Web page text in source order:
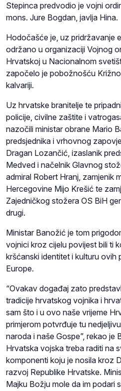
Stepinca predvodio je vojni
mons. Jure Bogdan, javlja Hina.
Hodočašće je, uz pridržavanje
održano u organizaciji Vojnog
Hrvatskoj u Nacionalnom
započelo je pobožnošću
kalvariji.
Uz hrvatske branitelje te
policije, civilne zaštite i
nazočili ministar obrane Mario
predsjednika i vrhovnog
Dragan Lozančić, izaslanik
Medved i načelnik Glavnog
admiral Robert Hranj, zamjenik
Hercegovine Mijo Krešić te
Zajedničkog stožera OS BiH
drugi.
Ministar Banožić je tom
vojnici kroz cijelu povijest bili ti
kršćanski identitet i kulturu ovih
Europe.
“Ovakav događaj zato
tradicije hrvatskog vojnika i
sam što i u ovo naše vrijeme
primjerom potvrđuje tu
naroda i naše Gospe”, rekao je
Hrvatska vojska treba raditi na
komponenti koju je nosila kroz
razvoj Republike Hrvatske.
Majku Božju mole da im podari